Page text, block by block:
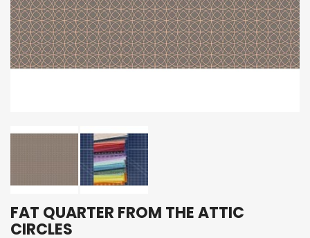
FAT QUARTER FROM THE ATTIC
CIRCLES